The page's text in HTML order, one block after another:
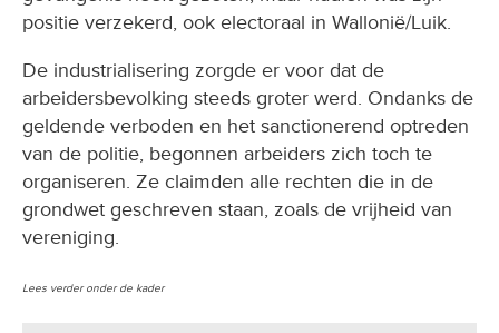
positie verzekerd, ook electoraal in Wallonië/Luik.
De industrialisering zorgde er voor dat de
arbeidersbevolking steeds groter werd. Ondanks de
geldende verboden en het sanctionerend optreden
van de politie, begonnen arbeiders zich toch te
organiseren. Ze claimden alle rechten die in de
grondwet geschreven staan, zoals de vrijheid van
vereniging.
Lees verder onder de kader